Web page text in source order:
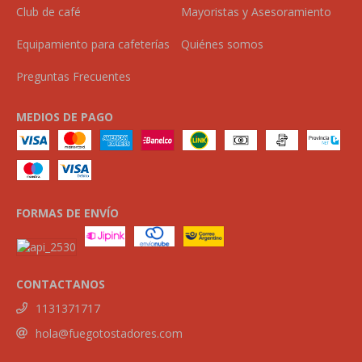
Club de café Mayoristas y Asesoramiento
Equipamiento para cafeterías Quiénes somos
Preguntas Frecuentes
MEDIOS DE PAGO
FORMAS DE ENVÍO
CONTACTANOS
1131371717
hola@fuegotostadores.com